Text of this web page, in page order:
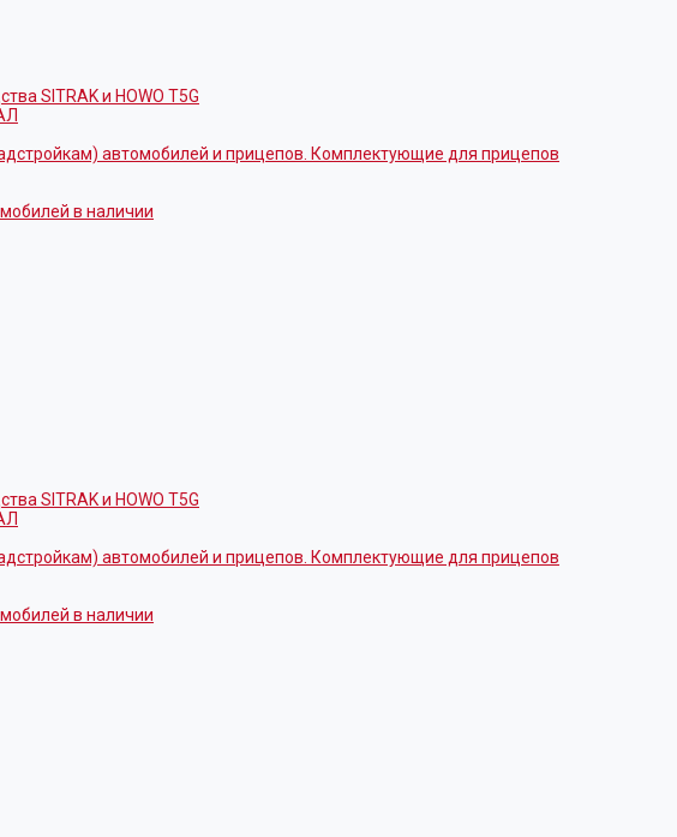
SITRAK и HOWO T5G
автомобилей и прицепов. Комплектующие для прицепов
в наличии
SITRAK и HOWO T5G
автомобилей и прицепов. Комплектующие для прицепов
в наличии